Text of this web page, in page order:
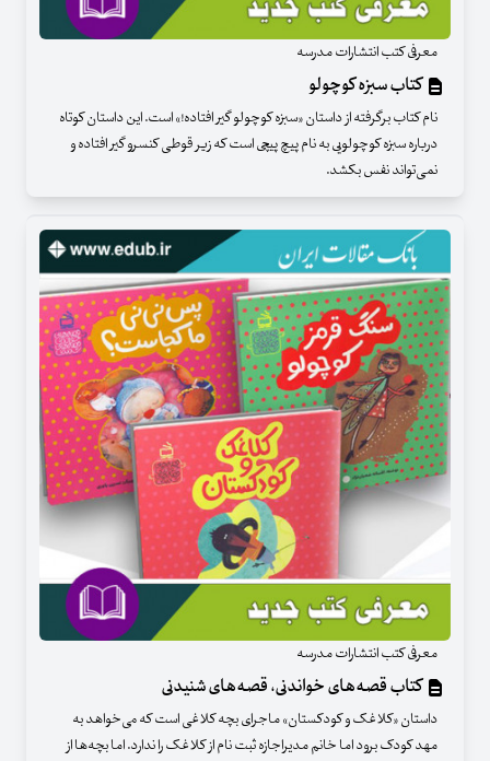
معرفی کتب انتشارات مدرسه
کتاب سبزه کوچولو
نام کتاب برگرفته از داستان «سبزه کوچولو گیر افتاده!» است. این داستان کوتاه
درباره سبزه کوچولویی به نام پیچ پیچی است که زیر قوطی کنسرو گیر افتاده و
نمی‌تواند نفس بکشد.
معرفی کتب انتشارات مدرسه
کتاب قصه‌های خواندنی، قصه‌های شنیدنی
داستان «کلاغک و کودکستان» ماجرای بچه کلاغی است که می‌خواهد به
مهد کودک برود اما خانم مدیراجازه ثبت نام از کلاغک را ندارد. اما بچه‌ها از